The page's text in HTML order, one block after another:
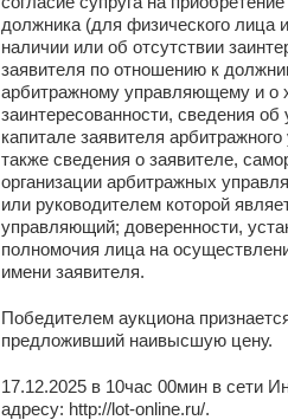
должника (для физического лица
наличии или об отсутствии
заявителя по отношению к
арбитражному управляющему и о
заинтересованности, сведения об
капитале заявителя
также сведения о заявителе,
организации арбитражных
или руководителем которой
управляющий; доверенности,
полномочия лица на
имени заявителя.
Победителем аукциона
предложивший наивысшую цену.
17.12.2025 в 10час 00мин в сети
адресу: http://lot-online.ru/.